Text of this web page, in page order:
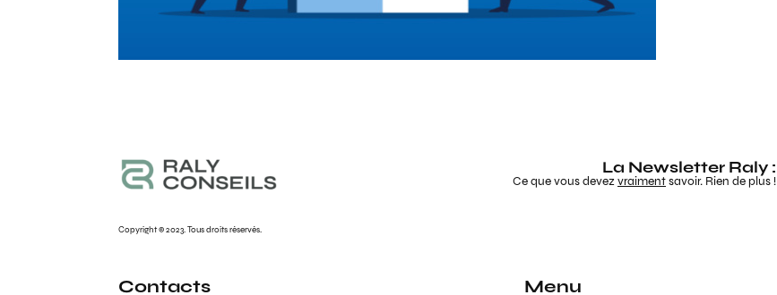
La Newsletter Raly :
Ce que vous devezvraimentsavoir. Rien de plus !
Copyright © 2023. Tous droits réservés.
Contacts Menu